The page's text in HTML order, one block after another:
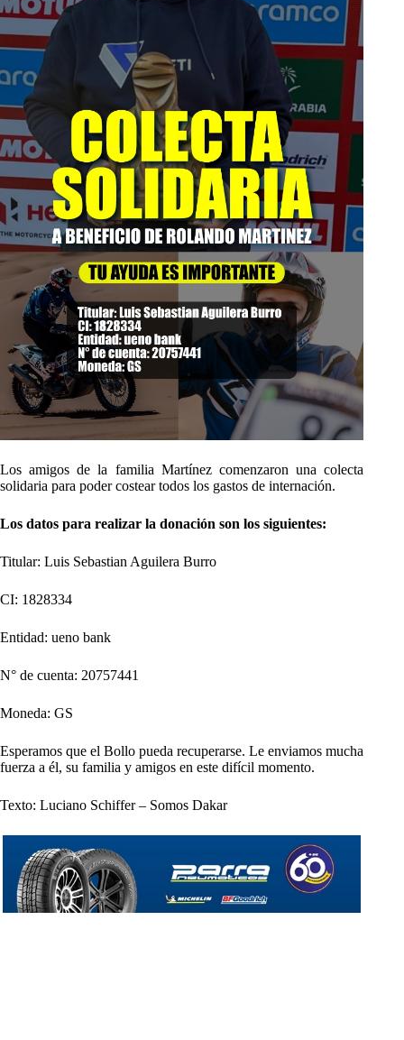
Los amigos de la familia Martínez comenzaron una colecta
solidaria para poder costear todos los gastos de internación.
Los datos para realizar la donación son los siguientes:
Titular: Luis Sebastian Aguilera Burro
CI: 1828334
Entidad: ueno bank
N° de cuenta: 20757441
Moneda: GS
Esperamos que el Bollo pueda recuperarse. Le enviamos mucha
fuerza a él, su familia y amigos en este difícil momento.
Texto: Luciano Schiffer – Somos Dakar